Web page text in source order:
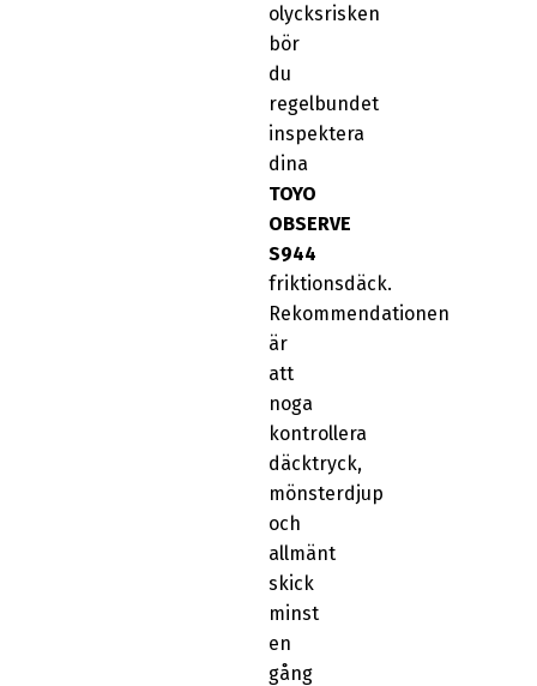
olycksrisken
bör
du
regelbundet
inspektera
dina
TOYO
OBSERVE
S944
friktionsdäck.
Rekommendationen
är
att
noga
kontrollera
däcktryck,
mönsterdjup
och
allmänt
skick
minst
en
gång